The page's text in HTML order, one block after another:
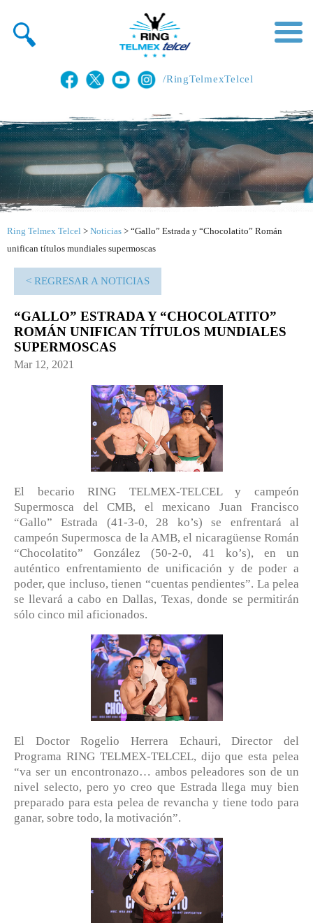
/RingTelmexTelcel
Ring Telmex Telcel > Noticias > “Gallo” Estrada y “Chocolatito” Román
unifican títulos mundiales supermoscas
< REGRESAR A NOTICIAS
“GALLO” ESTRADA Y “CHOCOLATITO”
ROMÁN UNIFICAN TÍTULOS MUNDIALES
SUPERMOSCAS
Mar 12, 2021
El becario RING TELMEX-TELCEL y campeón
Supermosca del CMB, el mexicano Juan Francisco
“Gallo” Estrada (41-3-0, 28 ko’s) se enfrentará al
campeón Supermosca de la AMB, el nicaragüense Román
“Chocolatito” González (50-2-0, 41 ko’s), en un
auténtico enfrentamiento de unificación y de poder a
poder, que incluso, tienen “cuentas pendientes”. La pelea
se llevará a cabo en Dallas, Texas, donde se permitirán
sólo cinco mil aficionados.
El Doctor Rogelio Herrera Echauri, Director del
Programa RING TELMEX-TELCEL, dijo que esta pelea
“va ser un encontronazo… ambos peleadores son de un
nivel selecto, pero yo creo que Estrada llega muy bien
preparado para esta pelea de revancha y tiene todo para
ganar, sobre todo, la motivación”.